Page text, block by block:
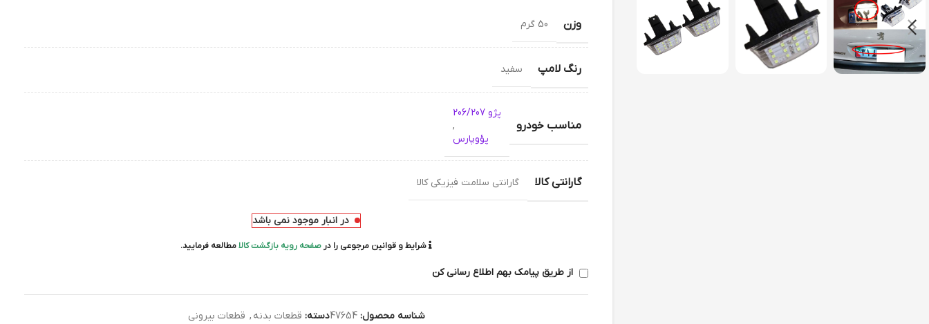
وزن 50 گرم
رنگ لامپ سفید
مناسب خودرو
پژو 206/207
,
پؤوپارس
گارانتی کالا گارانتی سلامت فیزیکی کالا
در انبار موجود نمی باشد
شرایط و قوانین مرجوعی را در صفحه رویه بازگشت کالامطالعه فرمایید.
از طریق پیامک بهم اطلاع رسانی کن
شناسه محصول:47654دسته: قطعات بدنه , قطعات بیرونی